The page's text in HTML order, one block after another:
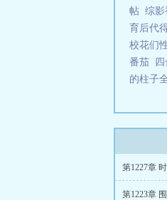
帖 综影
育后代
校花们
番茄
的柱子
第1227章
第1223章